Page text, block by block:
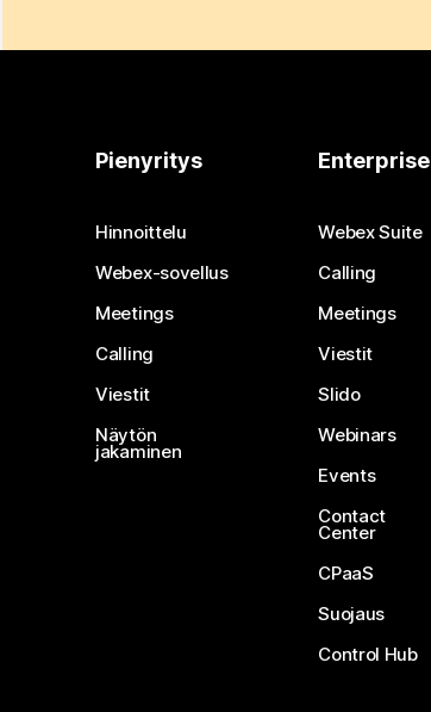
Pienyritys
Hinnoittelu
Webex-sovellus
Meetings
Calling
Viestit
Näytön
jakaminen
Enterprise
Webex Suite
Calling
Meetings
Viestit
Slido
Webinars
Events
Contact
Center
CPaaS
Suojaus
Control Hub